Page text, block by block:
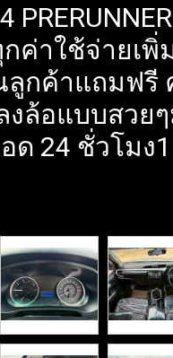
ค่าใช้จ่ายเพิ่
กค้าแถมฟรี
ล้อแบบสวย
ด 24 ชั่วโมง